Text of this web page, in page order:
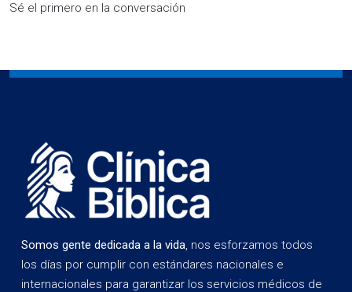
Sé el primero en la conversación
Somos gente dedicada a la vida, nos esforzamos todos
los días por cumplir con estándares nacionales e
internacionales para garantizar los servicios médicos de